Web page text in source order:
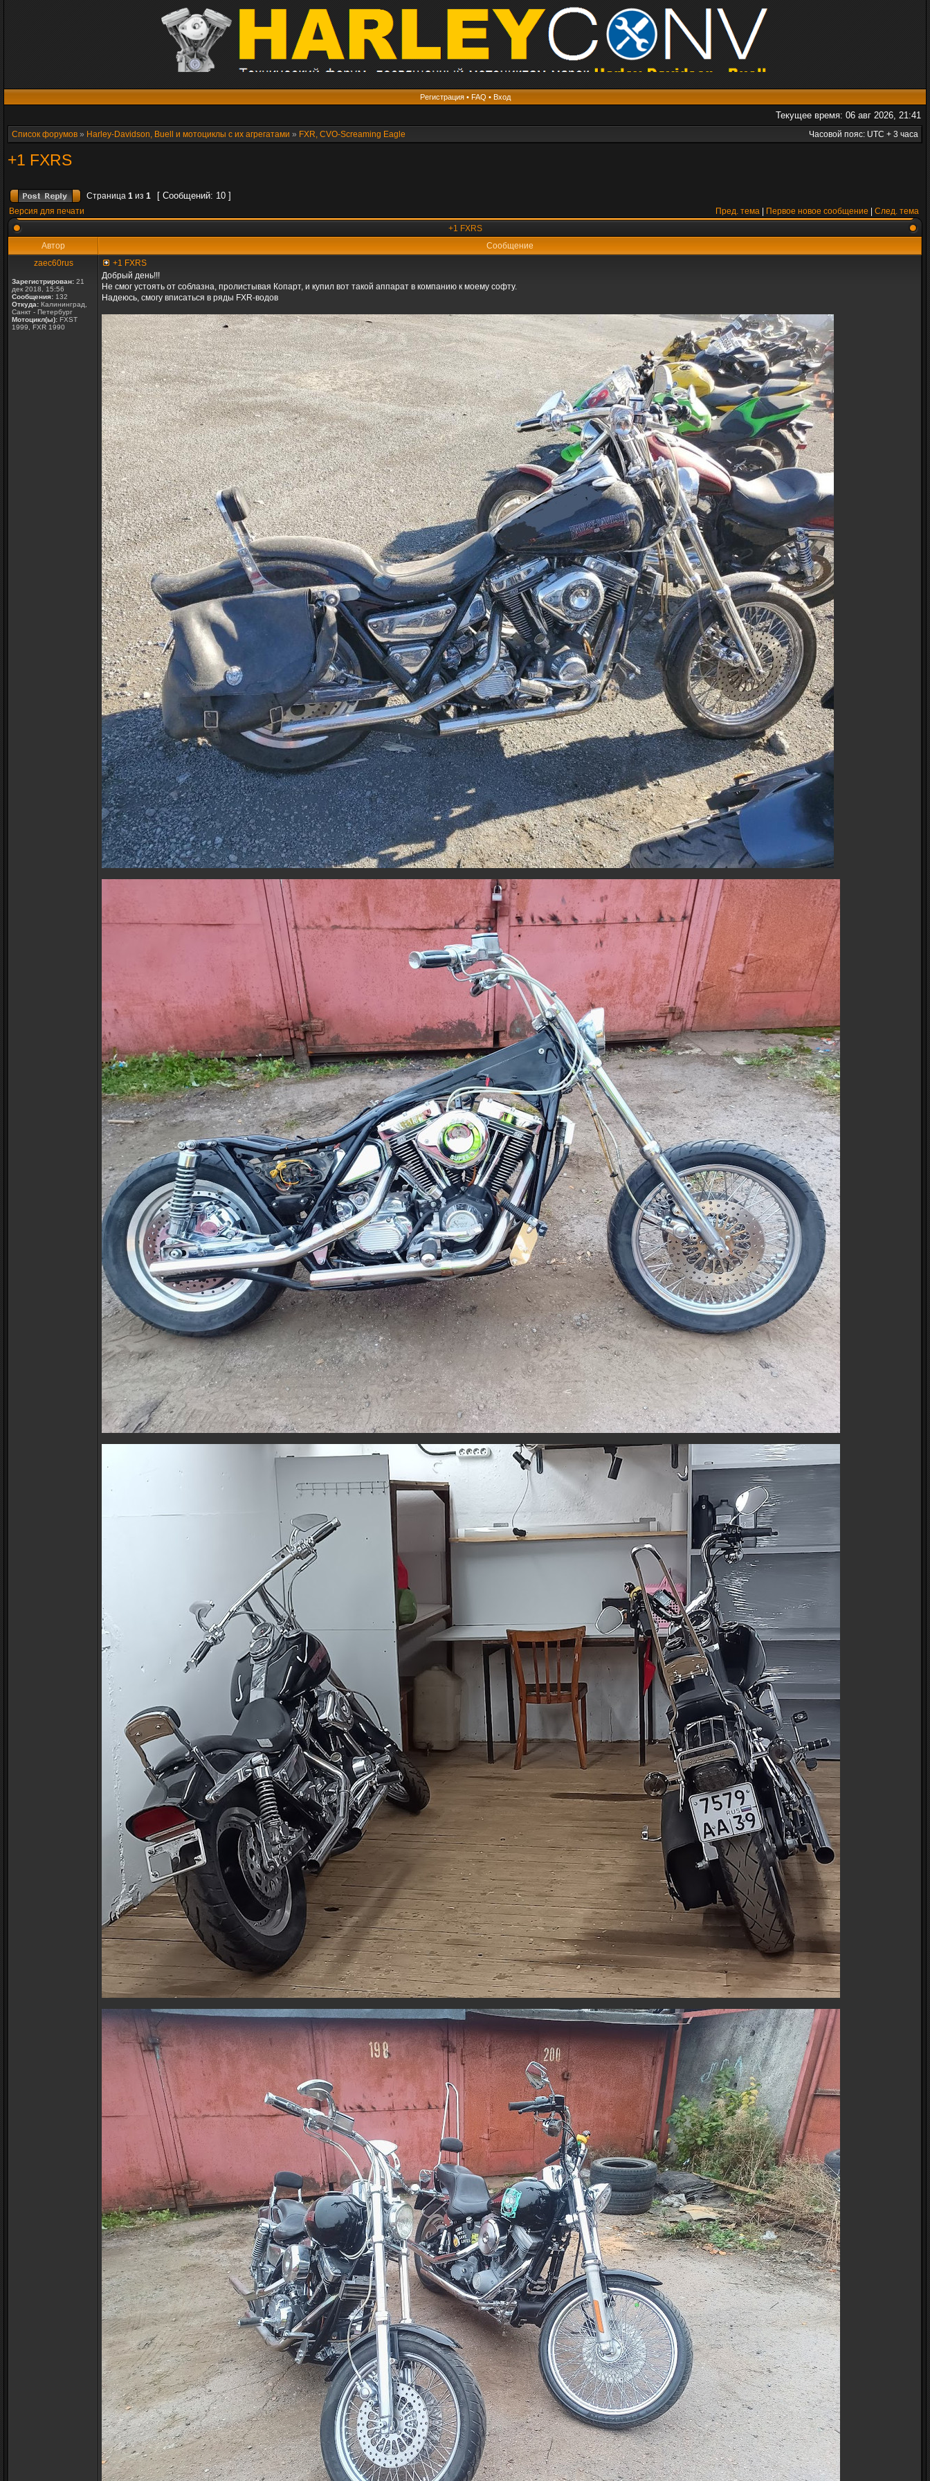
Регистрация• FAQ • Вход
Текущее время: 06 авг 2026, 21:41
Список форумов » Harley-Davidson, Buell и мотоциклы с их агрегатами » FXR, СVO-Screaming Eagle Часовой пояс: UTC + 3 часа
+1 FXRS
Страница 1 из 1 [ Сообщений: 10 ]
Версия для печати Пред. тема Первое новое сообщение
След. тема
+1 FXRS
Автор
Сообщение
zaec60rus
Зарегистрирован: 21
дек 2018, 15:56
Сообщения: 132
Откуда: Калининград,
Санкт - Петербург
Мотоцикл(ы): FXST
1999, FXR 1990
+1 FXRS
Добрый день!!!
Не смог устоять от соблазна, пролистывая Копарт, и купил вот такой аппарат в компанию к моему софту.
Надеюсь, смогу вписаться в ряды FXR-водов